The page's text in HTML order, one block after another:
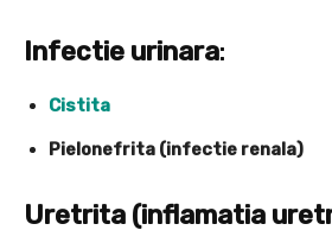
Infectie urinara:
Cistita
Pielonefrita (infectie renala)
Uretrita (inflamatia